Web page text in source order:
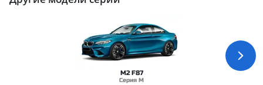
M2 F87
Серия M